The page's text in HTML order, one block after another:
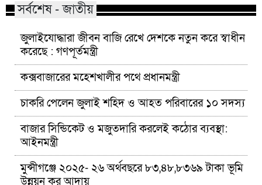
সর্বশেষ - জাতীয়
জুলাইযোদ্ধারা জীবন বাজি রেখে দেশকে নতুন করে স্বাধীন
করেছে : গণপূর্তমন্ত্রী
কক্সবাজারের মহেশখালীর পথে প্রধানমন্ত্রী
চাকরি পেলেন জুলাই শহিদ ও আহত পরিবারের ১০ সদস্য
বাজার সিন্ডিকেট ও মজুতদারি করলেই কঠোর ব্যবস্থা:
আইনমন্ত্রী
মুন্সীগঞ্জে ২০২৫- ২৬ অর্থবছরে ৮৩,৪৮,৮৩৬৯ টাকা ভূমি
উন্নয়ন কর আদায়